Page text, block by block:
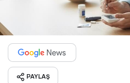
PAYLAŞ